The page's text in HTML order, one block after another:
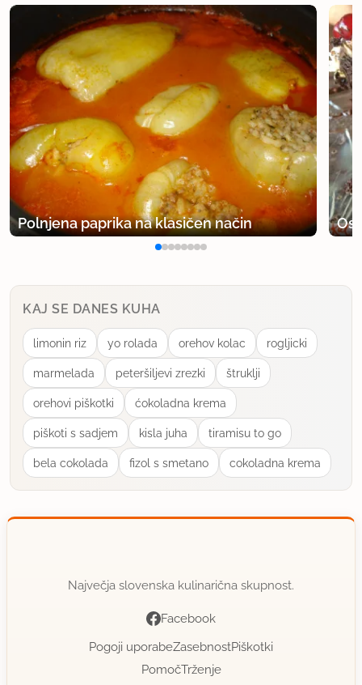
Polnjena paprika na klasičen način
KAJ SE DANES KUHA
limonin riz yo rolada orehov kolac rogljicki
marmelada peteršiljevi zrezki štruklji
orehovi piškotki ćokoladna krema
piškoti s sadjem kisla juha tiramisu to go
bela cokolada fizol s smetano cokoladna krema
Največja slovenska kulinarična skupnost.
Facebook
Pogoji uporabeZasebnostPiškotki
PomočTrženje